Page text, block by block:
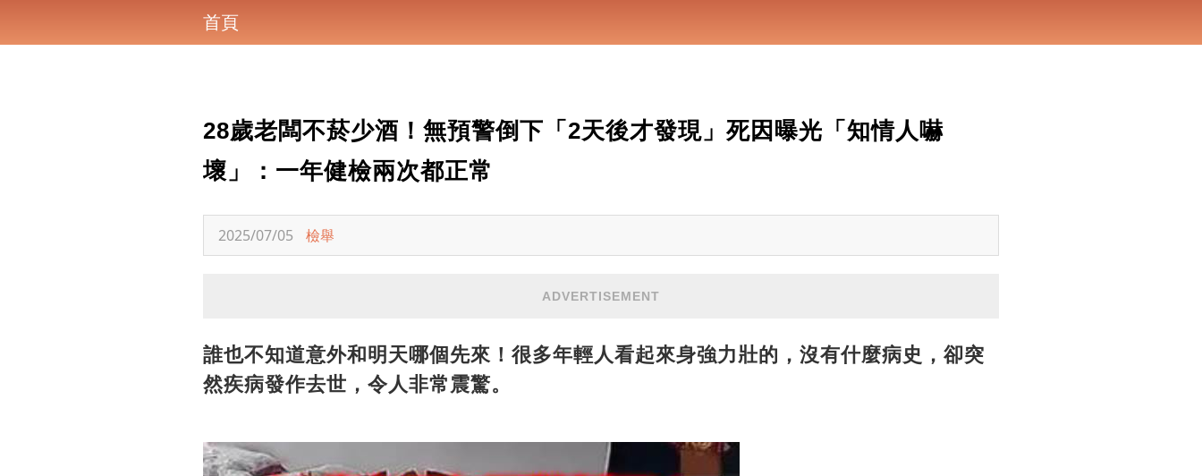
首頁
28歲老闆不菸少酒！無預警倒下「2天後才發現」死因曝光「知情人嚇
壞」：一年健檢兩次都正常
2025/07/05 檢舉
ADVERTISEMENT
誰也不知道意外和明天哪個先來！很多年輕人看起來身強力壯的，沒有什麼病史，卻突
然疾病發作去世，令人非常震驚。